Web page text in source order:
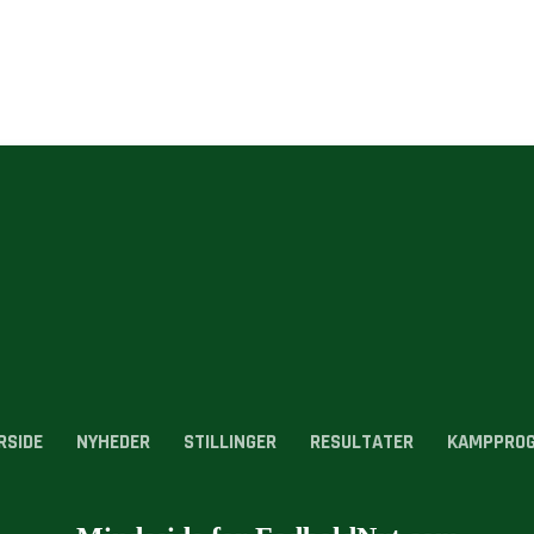
NYHEDER STILLINGER RESULTATER